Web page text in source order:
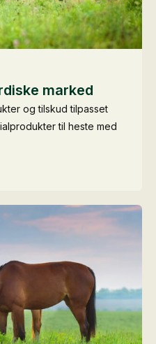
marked
og tilskud tilpasset
til heste med